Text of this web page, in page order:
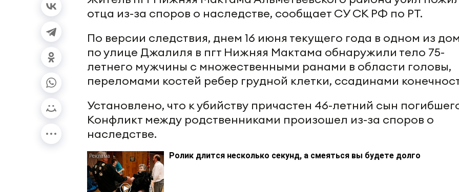
отца из-за споров о наследстве, сообщает СУ СК РФ по РТ.
По версии следствия, днем 16 июня текущего года в одном из
по улице Джалиля в пгт Нижняя Мактама обнаружили тело 75-
летнего мужчины с множественными ранами в области головы,
переломами костей ребер грудной клетки, ссадинами
Установлено, что к убийству причастен 46-летний сын
Конфликт между родственниками произошел из-за споров о
наследстве.
Ролик длится несколько секунд, а смеяться вы будете долго